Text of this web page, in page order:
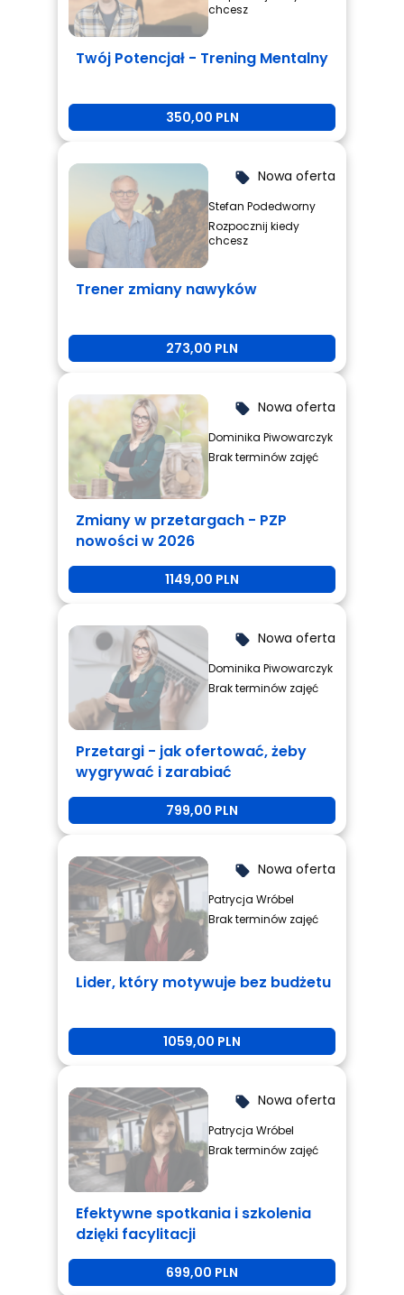
chcesz
Twój Potencjał - Trening Mentalny
350,00 PLN
local_offer Nowa oferta
Stefan Podedworny
Rozpocznij kiedy
chcesz
Trener zmiany nawyków
273,00 PLN
local_offer Nowa oferta
Dominika Piwowarczyk
Brak terminów zajęć
Zmiany w przetargach - PZP
nowości w 2026
1149,00 PLN
local_offer Nowa oferta
Dominika Piwowarczyk
Brak terminów zajęć
Przetargi - jak ofertować, żeby
wygrywać i zarabiać
799,00 PLN
local_offer Nowa oferta
Patrycja Wróbel
Brak terminów zajęć
Lider, który motywuje bez budżetu
1059,00 PLN
local_offer Nowa oferta
Patrycja Wróbel
Brak terminów zajęć
Efektywne spotkania i szkolenia
dzięki facylitacji
699,00 PLN